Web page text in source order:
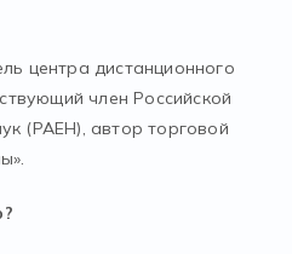
центра дистанционного
член Российской
(РАЕН), автор торговой